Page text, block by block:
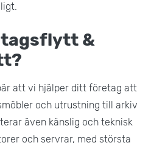
&
att vi hjälper ditt företag att
och utrustning till arkiv
även känslig och teknisk
och servrar, med största